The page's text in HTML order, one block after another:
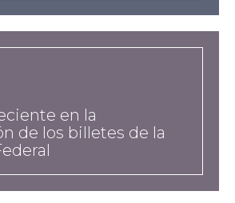
en la
de los billetes de la